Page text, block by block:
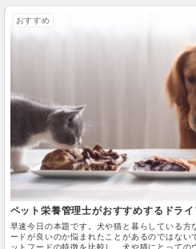
おすすめ
ペット栄養管理士がおすすめするドラ
早速今日の本題です。犬や猫と暮らしている方
ードが良いのか悩まれたことがあるのではな